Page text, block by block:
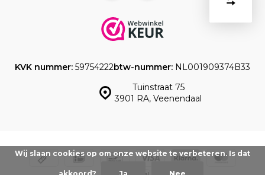
Tuinstraat 75
3901 RA, Veenendaal
KVK nummer: 59754222btw-nummer: NL001909374B33
Wij slaan cookies op om onze website te verbeteren. Is dat
Verwijder
U
in uw